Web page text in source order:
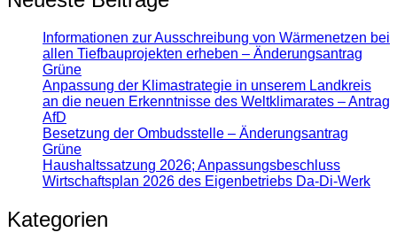
Informationen zur Ausschreibung von Wärmenetzen bei
allen Tiefbauprojekten erheben – Änderungsantrag
Grüne
Anpassung der Klimastrategie in unserem Landkreis
an die neuen Erkenntnisse des Weltklimarates – Antrag
AfD
Besetzung der Ombudsstelle – Änderungsantrag
Grüne
Haushaltssatzung 2026; Anpassungsbeschluss
Wirtschaftsplan 2026 des Eigenbetriebs Da-Di-Werk
Kategorien